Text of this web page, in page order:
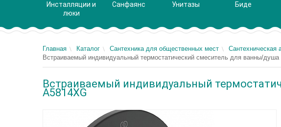
Инсталляции и
люки
Санфаянс Унитазы Биде
Главная Каталог Сантехника для общественных мест Сантехническая
Встраиваемый индивидуальный термостатический смеситель для ванны/
Встраиваемый индивидуальный
A5814XG